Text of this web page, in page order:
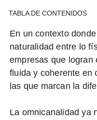
TABLA DE CONTENIDOS
En un contexto
naturalidad entre lo
empresas que logran
fluida y coherente en
las que marcan la
La omnicanalidad ya